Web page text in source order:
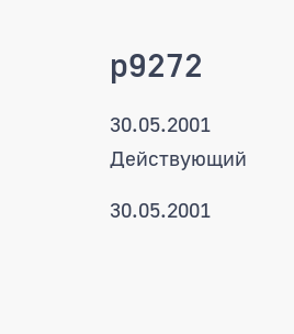
p9272
30.05.2001
Действующий
30.05.2001